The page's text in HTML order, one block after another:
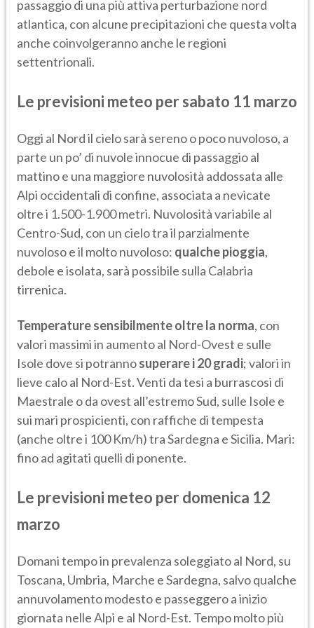
passaggio di una più attiva perturbazione nord
atlantica, con alcune precipitazioni che questa volta
anche coinvolgeranno anche le regioni
settentrionali.
Le previsioni meteo per sabato 11 marzo
Oggi al Nord il cielo sarà sereno o poco nuvoloso, a
parte un po’ di nuvole innocue di passaggio al
mattino e una maggiore nuvolosità addossata alle
Alpi occidentali di confine, associata a nevicate
oltre i 1.500-1.900 metri. Nuvolosità variabile al
Centro-Sud, con un cielo tra il parzialmente
nuvoloso e il molto nuvoloso: qualche pioggia,
debole e isolata, sarà possibile sulla Calabria
tirrenica.
Temperature sensibilmente oltre la norma, con
valori massimi in aumento al Nord-Ovest e sulle
Isole dove si potrannosuperare i 20 gradi; valori in
lieve calo al Nord-Est. Venti da tesi a burrascosi di
Maestrale o da ovest all’estremo Sud, sulle Isole e
sui mari prospicienti, con raffiche di tempesta
(anche oltre i 100 Km/h) tra Sardegna e Sicilia. Mari:
fino ad agitati quelli di ponente.
Le previsioni meteo per domenica 12
marzo
Domani tempo in prevalenza soleggiato al Nord, su
Toscana, Umbria, Marche e Sardegna, salvo qualche
annuvolamento modesto e passeggero a inizio
giornata nelle Alpi e al Nord-Est. Tempo molto più